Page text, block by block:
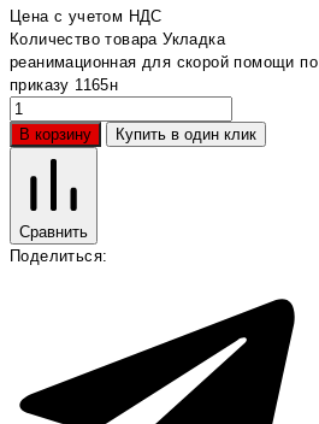
Цена с учетом НДС
Количество товара Укладка
реанимационная для скорой помощи по
приказу 1165н
В корзину Купить в один клик
Сравнить
Поделиться: